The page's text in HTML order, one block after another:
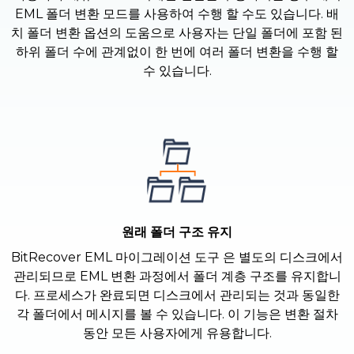
EML 폴더 변환 모드를 사용하여 수행 할 수도 있습니다. 배
치 폴더 변환 옵션의 도움으로 사용자는 단일 폴더에 포함 된
하위 폴더 수에 관계없이 한 번에 여러 폴더 변환을 수행 할
수 있습니다.
원래 폴더 구조 유지
BitRecover EML 마이그레이션 도구 은 별도의 디스크에서
관리되므로 EML 변환 과정에서 폴더 계층 구조를 유지합니
다. 프로세스가 완료되면 디스크에서 관리되는 것과 동일한
각 폴더에서 메시지를 볼 수 있습니다. 이 기능은 변환 절차
동안 모든 사용자에게 유용합니다.